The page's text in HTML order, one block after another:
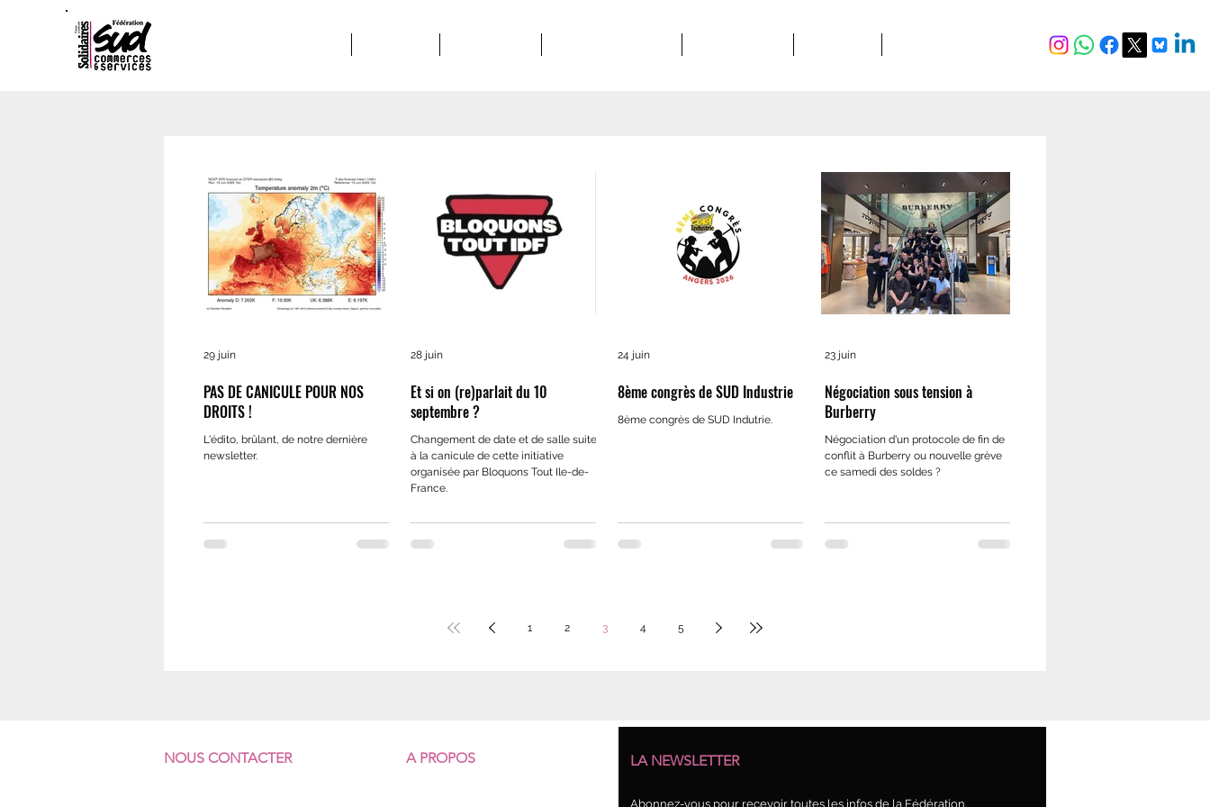
PAS DE CANICULE POUR NOS
DROITS !
L'édito, brûlant, de notre dernière
newsletter.
29 juin
Et si on (re)parlait du 10
septembre ?
Changement de date et de salle suite
à la canicule de cette initiative
organisée par Bloquons Tout Ile-de-
France.
28 juin
8ème congrès de SUD Industrie
8ème congrès de SUD Indutrie.
24 juin
Négociation sous tension à
Burberry
Négociation d'un protocole de fin de
conflit à Burberry ou nouvelle grève
ce samedi des soldes ?
23 juin
1 2 3 4 5
NOUS CONTACTER A PROPOS LA NEWSLETTER
Abonnez-vous pour recevoir toutes les infos de la Fédération.